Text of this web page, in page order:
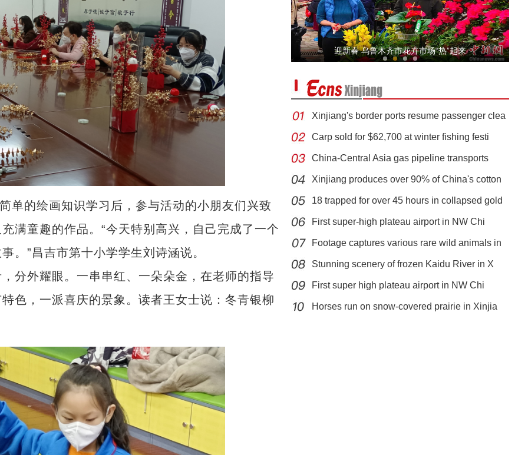
的绘画知识学习后，参与活动的小朋友们兴致
满童趣的作品。“今天特别高兴，自己完成了一个
。”昌吉市第十小学学生刘诗涵说。
外耀眼。一串串红、一朵朵金，在老师的指导
色，一派喜庆的景象。读者王女士说：冬青银柳
新疆温宿县：农技充电忙 致富有方向
“火洲”新疆吐鲁番迎来今年首场降雪
迎新春 乌鲁木齐市花卉市场“热”起来
Xinjiang's border ports resume passenger clea
Carp sold for $62,700 at winter fishing festi
China-Central Asia gas pipeline transports
Xinjiang produces over 90% of China's cotton
18 trapped for over 45 hours in collapsed gold
First super-high plateau airport in NW Chi
Footage captures various rare wild animals in
Stunning scenery of frozen Kaidu River in X
First super high plateau airport in NW Chi
Horses run on snow-covered prairie in Xinjia